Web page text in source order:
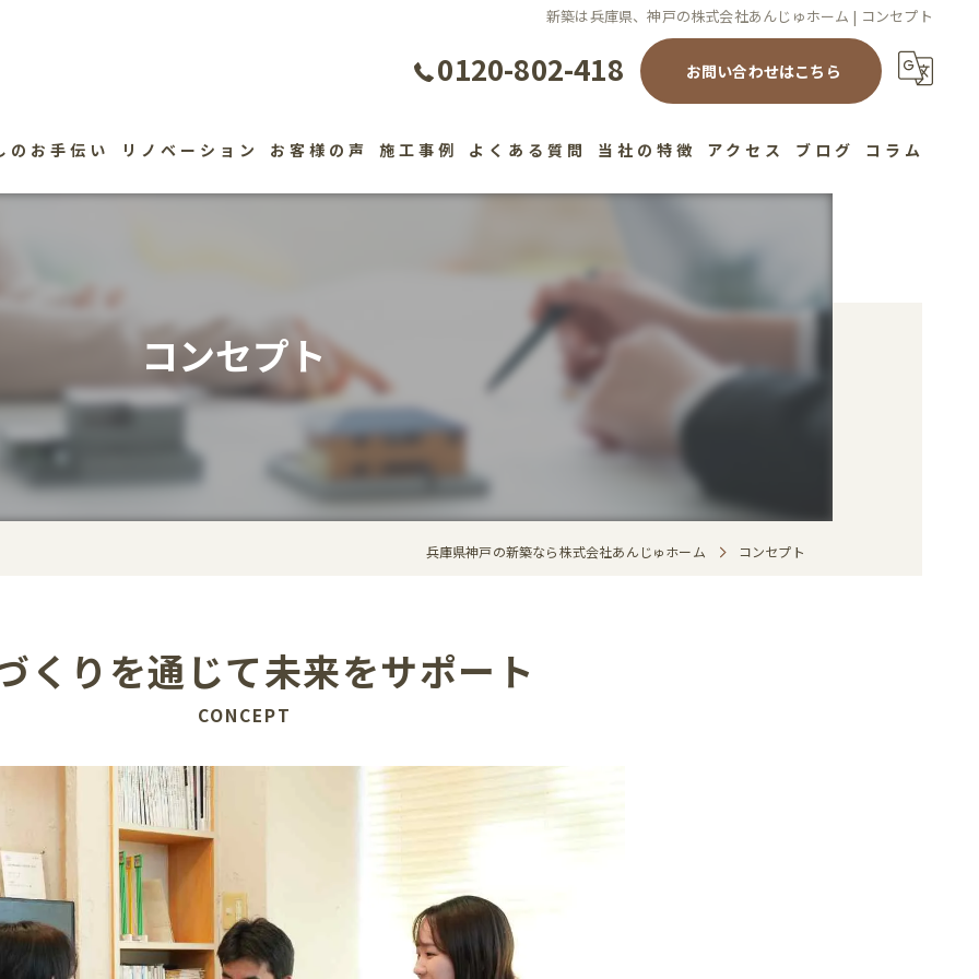
新築は兵庫県、神戸の株式会社あんじゅホーム | コンセプト
0120-802-418 お問い合わせはこちら
のお手伝い リノベーション お客様の声 施工事例 よくある質問 当社の特徴
デザイン
アクセス ブログ コラム
コンセプト
兵庫県神戸の新築なら株式会社あんじゅホーム コンセプト
くりを通じて未来をサポート
CONCEPT